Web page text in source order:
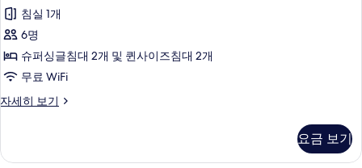
무
료
제
공
진
두
료
제
공
자
세
히
보
기
수
영
장
2
인
제
위
트
수
영
2
제
장
패
키
지]
트
스
침실 1개
6명
슈퍼싱글침대 2개 및 퀸사이즈침대 2개
무료 WiFi
자세히 보기
[수
키
요금 보기